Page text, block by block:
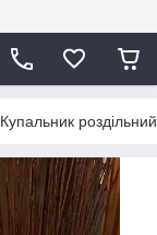
Купальник